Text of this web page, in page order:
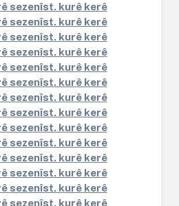
sezenîst. kurê kerê
sezenîst. kurê kerê
sezenîst. kurê kerê
sezenîst. kurê kerê
sezenîst. kurê kerê
sezenîst. kurê kerê
sezenîst. kurê kerê
sezenîst. kurê kerê
sezenîst. kurê kerê
sezenîst. kurê kerê
sezenîst. kurê kerê
sezenîst. kurê kerê
sezenîst. kurê kerê
sezenîst. kurê kerê